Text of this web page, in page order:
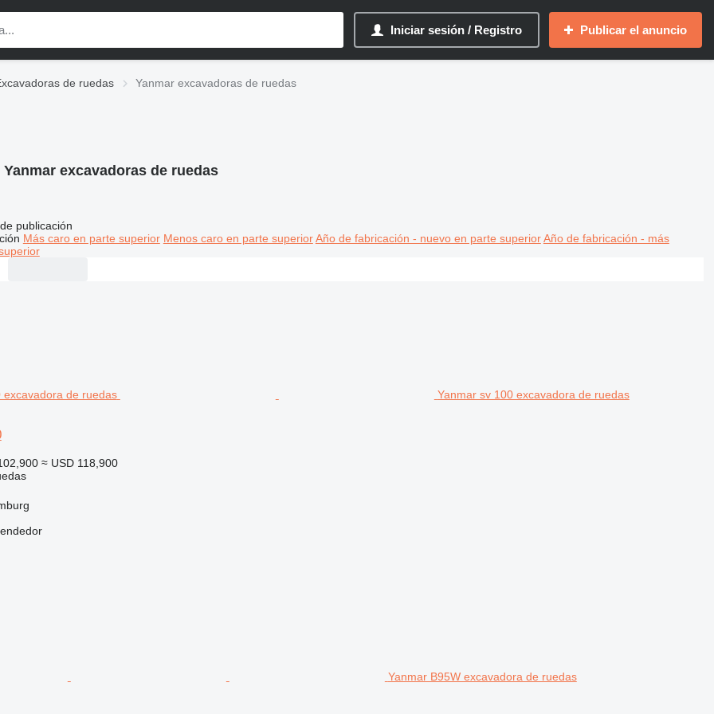
Iniciar sesión / Registro Publicar el anuncio
de ruedas Yanmar excavadoras de ruedas
Yanmar excavadoras de ruedas
publicación
Más caro en parte superior Menos caro en parte superior Año de fabricación - nuevo en parte superior Año de fabricación - más
Yanmar sv 100 excavadora de ruedas
≈ USD 118,900
Yanmar B95W excavadora de ruedas